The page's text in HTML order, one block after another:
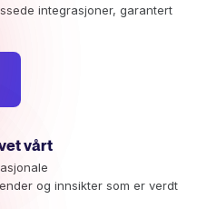
integrasjoner, garantert
vårt
og innsikter som er verdt